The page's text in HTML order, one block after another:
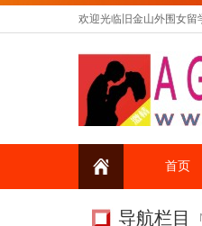
欢迎光临旧金山外围女留
首页
导航栏目